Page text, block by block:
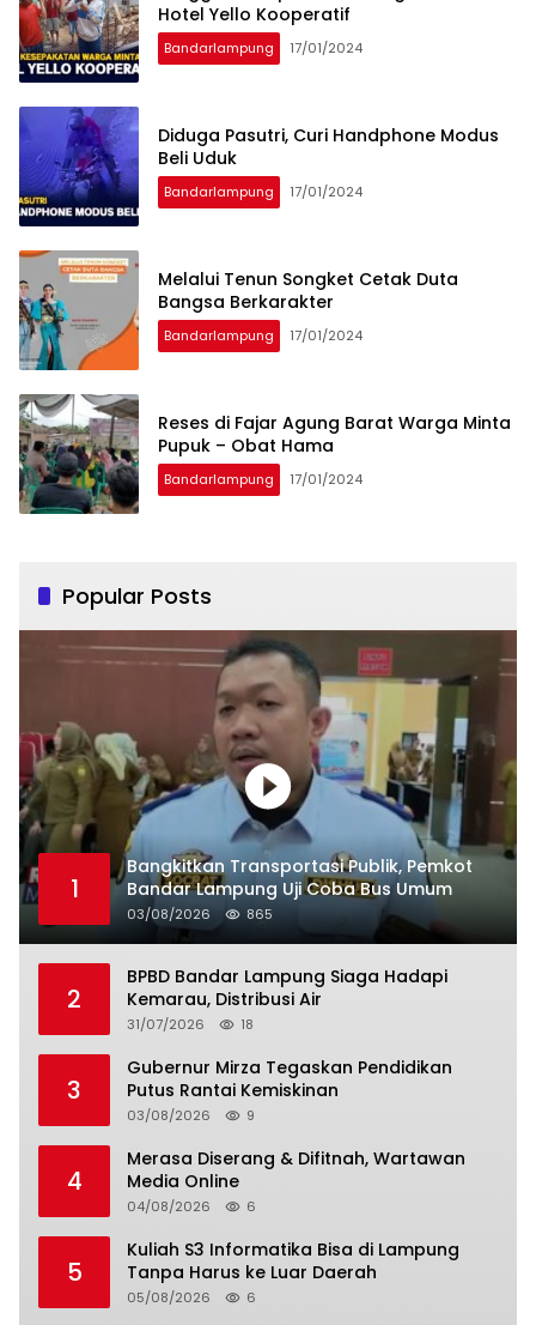
Hotel Yello Kooperatif
Bandarlampung 17/01/2024
Diduga Pasutri, Curi Handphone Modus
Beli Uduk
Bandarlampung 17/01/2024
Melalui Tenun Songket Cetak Duta
Bangsa Berkarakter
Bandarlampung 17/01/2024
Reses di Fajar Agung Barat Warga Minta
Pupuk – Obat Hama
Bandarlampung 17/01/2024
Popular Posts
1
Bangkitkan Transportasi Publik, Pemkot
Bandar Lampung Uji Coba Bus Umum
03/08/2026 865
2
BPBD Bandar Lampung Siaga Hadapi
Kemarau, Distribusi Air
31/07/2026 18
3
Gubernur Mirza Tegaskan Pendidikan
Putus Rantai Kemiskinan
03/08/2026 9
4
Merasa Diserang & Difitnah, Wartawan
Media Online
04/08/2026 6
5
Kuliah S3 Informatika Bisa di Lampung
Tanpa Harus ke Luar Daerah
05/08/2026 6